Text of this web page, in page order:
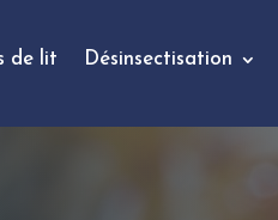
de lit Désinsectisation